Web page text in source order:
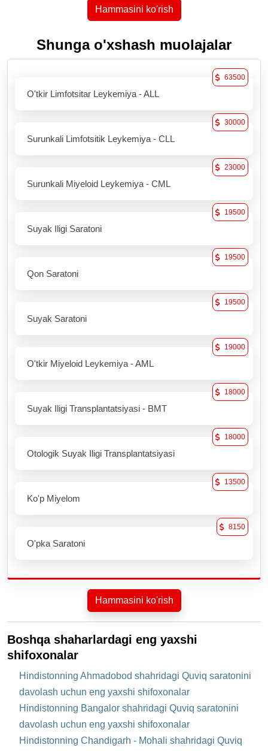
Hammasini ko'rish
Shunga o'xshash muolajalar
O'tkir Limfotsitar Leykemiya - ALL
63500
Surunkali Limfotsitik Leykemiya - CLL
30000
Surunkali Miyeloid Leykemiya - CML
23000
Suyak Iligi Saratoni
19500
Qon Saratoni
19500
Suyak Saratoni
19500
O'tkir Miyeloid Leykemiya - AML
19000
Suyak Iligi Transplantatsiyasi - BMT
18000
Otologik Suyak Iligi Transplantatsiyasi
18000
Ko'p Miyelom
13500
O'pka Saratoni
8150
Hammasini ko'rish
Boshqa shaharlardagi eng yaxshi
shifoxonalar
Hindistonning Ahmadobod shahridagi Quviq saratonini
davolash uchun eng yaxshi shifoxonalar
Hindistonning Bangalor shahridagi Quviq saratonini
davolash uchun eng yaxshi shifoxonalar
Hindistonning Chandigarh - Mohali shahridagi Quviq